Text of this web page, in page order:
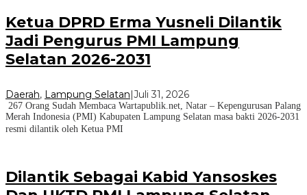
Ketua DPRD Erma Yusneli Dilantik
Jadi Pengurus PMI Lampung
Selatan 2026-2031
Daerah, Lampung Selatan Juli 31, 2026
267 Orang Sudah Membaca Wartapublik.net, Natar – Kepengurusan Palang
Merah Indonesia (PMI) Kabupaten Lampung Selatan masa bakti 2026-2031
resmi dilantik oleh Ketua PMI
Dilantik Sebagai Kabid Yansoskes